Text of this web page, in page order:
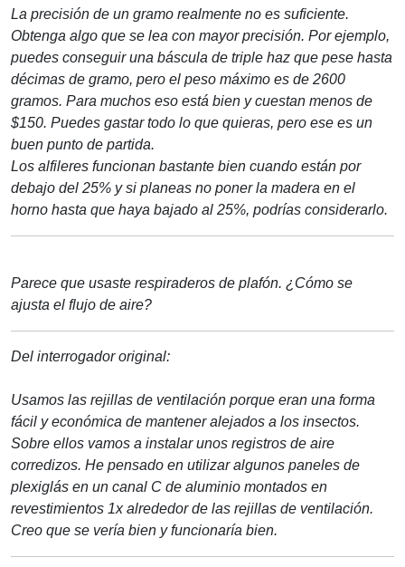
La precisión de un gramo realmente no es suficiente.
Obtenga algo que se lea con mayor precisión. Por ejemplo,
puedes conseguir una báscula de triple haz que pese hasta
décimas de gramo, pero el peso máximo es de 2600
gramos. Para muchos eso está bien y cuestan menos de
$150. Puedes gastar todo lo que quieras, pero ese es un
buen punto de partida.
Los alfileres funcionan bastante bien cuando están por
debajo del 25% y si planeas no poner la madera en el
horno hasta que haya bajado al 25%, podrías considerarlo.
Parece que usaste respiraderos de plafón. ¿Cómo se
ajusta el flujo de aire?
Del interrogador original:
Usamos las rejillas de ventilación porque eran una forma
fácil y económica de mantener alejados a los insectos.
Sobre ellos vamos a instalar unos registros de aire
corredizos. He pensado en utilizar algunos paneles de
plexiglás en un canal C de aluminio montados en
revestimientos 1x alrededor de las rejillas de ventilación.
Creo que se vería bien y funcionaría bien.